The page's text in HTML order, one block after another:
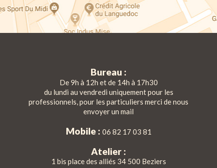
Bureau :
De 9h à 12h et de 14h à 17h30
du lundi au vendredi uniquement pour les
professionnels, pour les particuliers merci de nous
envoyer un mail
Mobile : 06 82 17 03 81
Atelier :
1 bis place des alliés 34 500 Beziers